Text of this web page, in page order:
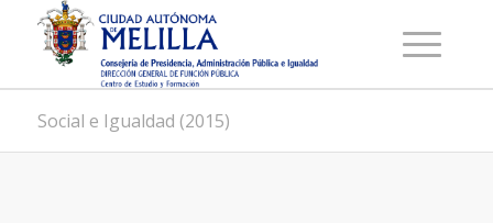
Social e Igualdad (2015)